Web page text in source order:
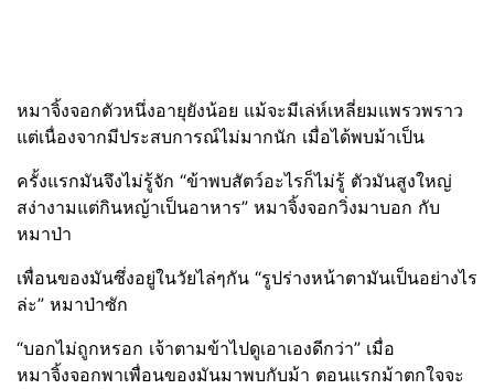
หมาจิ้งจอกตัวหนึ่งอายุยังน้อย แม้จะมีเล่ห์เหลี่ยมแพรวพราว
แต่เนื่องจากมีประสบการณ์ไม่มากนัก เมื่อได้พบม้าเป็น
ครั้งแรกมันจึงไม่รู้จัก “ข้าพบสัตว์อะไรก็ไม่รู้ ตัวมันสูงใหญ่
สง่างามแต่กินหญ้าเป็นอาหาร” หมาจิ้งจอกวิ่งมาบอก กับ
หมาป่า
เพื่อนของมันซึ่งอยู่ในวัยไล่ๆกัน “รูปร่างหน้าตามันเป็นอย่างไร
ล่ะ” หมาป่าซัก
“บอกไม่ถูกหรอก เจ้าตามข้าไปดูเอาเองดีกว่า” เมื่อ
หมาจิ้งจอกพาเพื่อนของมันมาพบกับม้า ตอนแรกม้าตกใจจะ